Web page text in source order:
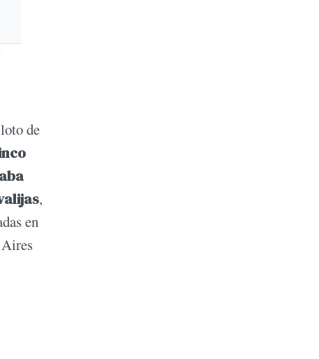
de
,
en
Aires